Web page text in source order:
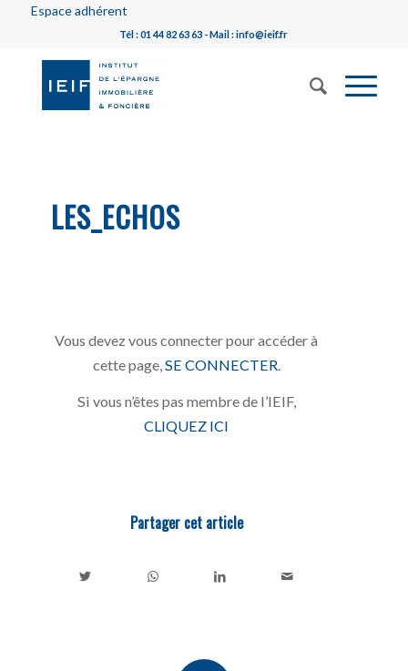
Espace adhérent
Tél : 01 44 82 63 63 - Mail : info@ieif.fr
LES_ECHOS
Vous devez vous connecter pour accéder à
cette page, SE CONNECTER
Si vous n’êtes pas membre de l’IEIF,
CLIQUEZ ICI
Partager cet article